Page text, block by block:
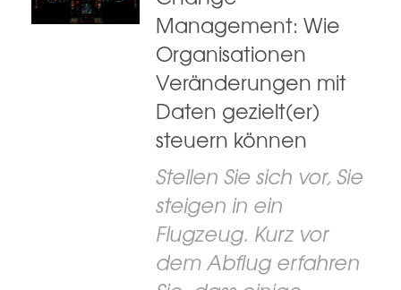
Management: Wie
Organisationen
Veränderungen mit
Daten gezielt(er)
steuern können
Stellen Sie sich vor, Sie
steigen in ein
Flugzeug. Kurz vor
dem Abflug erfahren